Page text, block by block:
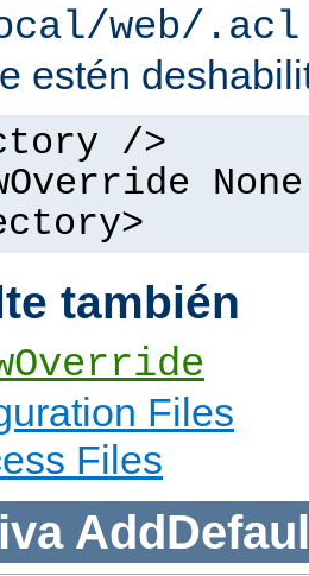
web/.acl
estén
/>
None
también
Files
Files